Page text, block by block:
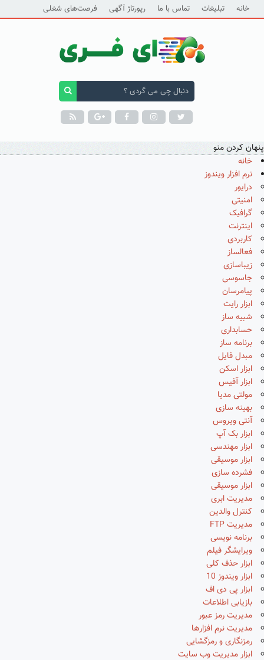
خانه تبلیغات تماس با ما رپورتاژ آگهی فرصت‌های شغلی
پنهان کردن منو
خانه
نرم افزار ویندوز
درایور
امنیتی
گرافیک
اینترنت
کاربردی
فعالساز
زیباسازی
جاسوسی
پیامرسان
ابزار رایت
شبیه ساز
حسابداری
برنامه ساز
مبدل فایل
ابزار اسکن
ابزار آفیس
مولتی مدیا
بهینه سازی
آنتی ویروس
ابزار بک آپ
ابزار مهندسی
ابزار موسیقی
فشرده سازی
ابزار موسیقی
مدیریت ابری
کنترل والدین
مدیریت FTP
برنامه نویسی
ویرایشگر فیلم
ابزار حذف کلی
ابزار ویندوز 10
ابزار پی دی اف
بازیابی اطلاعات
مدیریت رمز عبور
مدیریت نرم افزارها
رمزنگاری و رمزگشایی
ابزار مدیریت وب سایت